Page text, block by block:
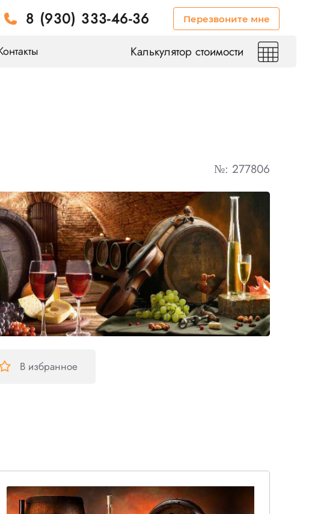
8 (930) 333-46-36 Перезвоните мне
Калькулятор стоимости
№: 277806
В избранное